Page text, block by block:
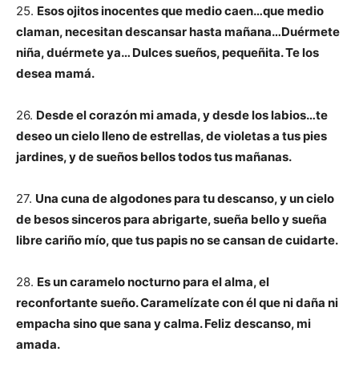
25. Esos ojitos inocentes que medio caen…que medio
claman, necesitan descansar hasta mañana…Duérmete
niña, duérmete ya… Dulces sueños, pequeñita. Te los
desea mamá.
26. Desde el corazón mi amada, y desde los labios…te
deseo un cielo lleno de estrellas, de violetas a tus pies
jardines, y de sueños bellos todos tus mañanas.
27. Una cuna de algodones para tu descanso, y un cielo
de besos sinceros para abrigarte, sueña bello y sueña
libre cariño mío, que tus papis no se cansan de cuidarte.
28. Es un caramelo nocturno para el alma, el
reconfortante sueño. Caramelízate con él que ni daña ni
empacha sino que sana y calma. Feliz descanso, mi
amada.